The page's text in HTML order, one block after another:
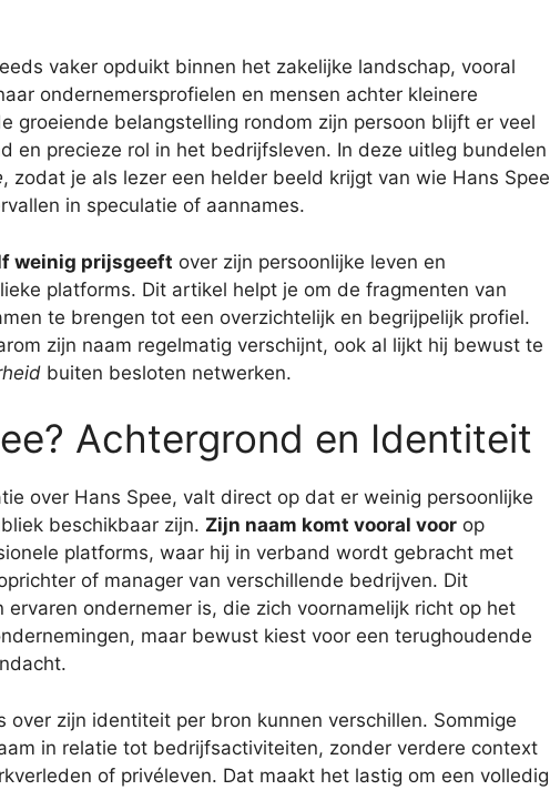
vaker opduikt binnen het zakelijke landschap, vooral
ondernemersprofielen en mensen achter kleinere
groeiende belangstelling rondom zijn persoon blijft er veel
en precieze rol in het bedrijfsleven. In deze uitleg bundelen
, zodat je als lezer een helder beeld krijgt van wie Hans Spee
in speculatie of aannames.
weinig prijsgeeft over zijn persoonlijke leven en
platforms. Dit artikel helpt je om de fragmenten van
te brengen tot een overzichtelijk en begrijpelijk profiel.
zijn naam regelmatig verschijnt, ook al lijkt hij bewust te
buiten besloten netwerken.
Achtergrond en Identiteit
over Hans Spee, valt direct op dat er weinig persoonlijke
beschikbaar zijn. Zijn naam komt vooral voor op
platforms, waar hij in verband wordt gebracht met
of manager van verschillende bedrijven. Dit
ondernemer is, die zich voornamelijk richt op het
maar bewust kiest voor een terughoudende
over zijn identiteit per bron kunnen verschillen. Sommige
in relatie tot bedrijfsactiviteiten, zonder verdere context
of privéleven. Dat maakt het lastig om een volledig